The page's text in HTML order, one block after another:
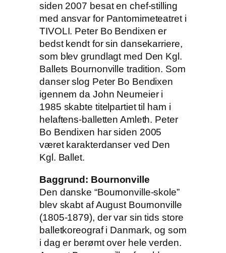
siden 2007 besat en chef-stilling
med ansvar for Pantomimeteatret i
TIVOLI. Peter Bo Bendixen er
bedst kendt for sin dansekarriere,
som blev grundlagt med Den Kgl.
Ballets Bournonville tradition. Som
danser slog Peter Bo Bendixen
igennem da John Neumeier i
1985 skabte titelpartiet til ham i
helaftens-balletten Amleth. Peter
Bo Bendixen har siden 2005
været karakterdanser ved Den
Kgl. Ballet.
Baggrund: Bournonville
Den danske “Bournonville-skole”
blev skabt af August Bournonville
(1805-1879), der var sin tids store
balletkoreograf i Danmark, og som
i dag er berømt over hele verden.